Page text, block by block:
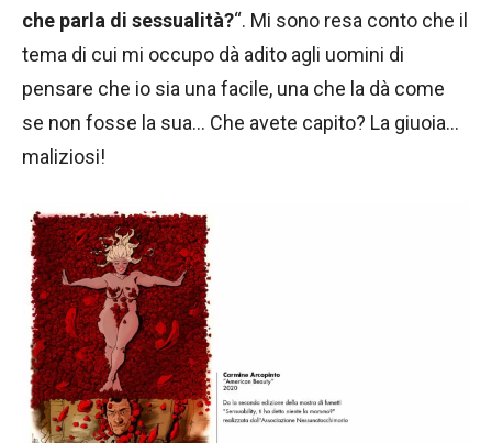
che parla di sessualità?“. Mi sono resa conto che il
tema di cui mi occupo dà adito agli uomini di
pensare che io sia una facile, una che la dà come
se non fosse la sua… Che avete capito? La giuoia…
maliziosi!